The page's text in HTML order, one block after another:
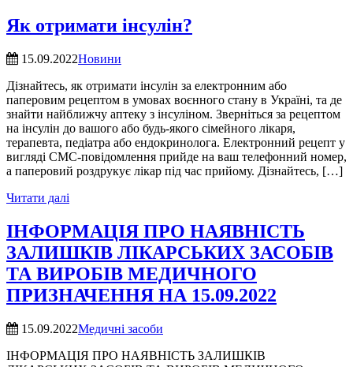
Як отримати інсулін?
15.09.2022Новини
Дізнайтесь, як отримати інсулін за електронним або
паперовим рецептом в умовах воєнного стану в Україні, та де
знайти найближчу аптеку з інсуліном. Зверніться за рецептом
на інсулін до вашого або будь-якого сімейного лікаря,
терапевта, педіатра або ендокринолога. Електронний рецепт у
вигляді СМС-повідомлення прийде на ваш телефонний номер,
а паперовий роздрукує лікар під час прийому. Дізнайтесь, […]
Читати далі
ІНФОРМАЦІЯ ПРО НАЯВНІСТЬ
ЗАЛИШКІВ ЛІКАРСЬКИХ ЗАСОБІВ
ТА ВИРОБІВ МЕДИЧНОГО
ПРИЗНАЧЕННЯ НА 15.09.2022
15.09.2022Медичні засоби
ІНФОРМАЦІЯ ПРО НАЯВНІСТЬ ЗАЛИШКІВ